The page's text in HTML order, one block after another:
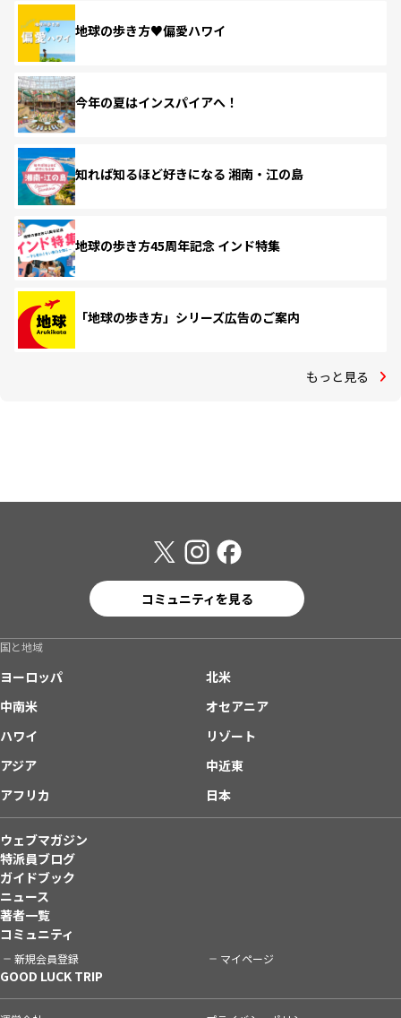
地球の歩き方♥偏愛ハワイ
今年の夏はインスパイアへ！
知れば知るほど好きになる 湘南・江の島
地球の歩き方45周年記念 インド特集
「地球の歩き方」シリーズ広告のご案内
もっと見る
コミュニティを見る
国と地域
ヨーロッパ
北米
中南米
オセアニア
ハワイ
リゾート
アジア
中近東
アフリカ
日本
ウェブマガジン
特派員ブログ
ガイドブック
ニュース
著者一覧
コミュニティ
新規会員登録 マイページ
GOOD LUCK TRIP